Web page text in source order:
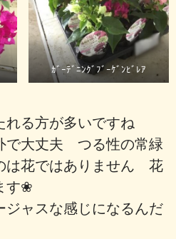
ｶﾞｰﾃﾞﾆﾝｸﾞﾌﾞｰｹﾞﾝﾋﾞﾚｱ
れる方が多いですね
で大丈夫 つる性の常緑
は花ではありません 花
す❀
ジャスな感じになるんだ